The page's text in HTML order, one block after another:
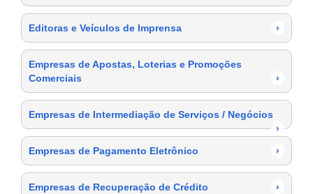
Editoras e Veículos de Imprensa ›
Empresas de Apostas, Loterias e Promoções
Comerciais
›
Empresas de Intermediação de Serviços / Negócios
›
Empresas de Pagamento Eletrônico
›
Empresas de Recuperação de Crédito ›